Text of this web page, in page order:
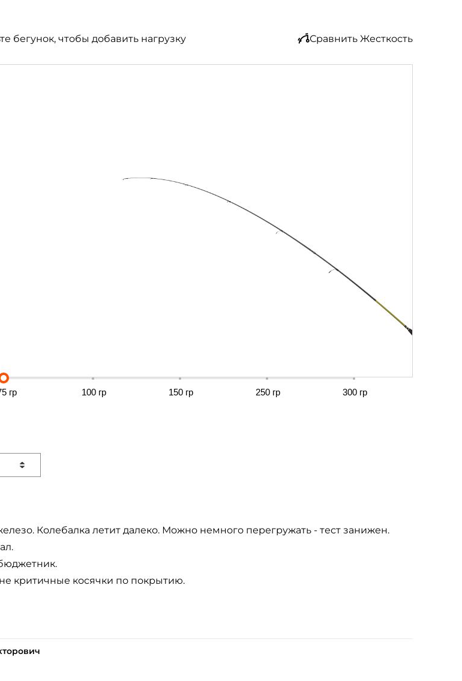
бегунок, чтобы добавить нагрузку
гр 100 гр 150 гр 250 гр 300 гр
Колебалка летит далеко. Можно немного перегружать - тест занижен.
критичные косячки по покрытию.
меня уже есть аккаунт